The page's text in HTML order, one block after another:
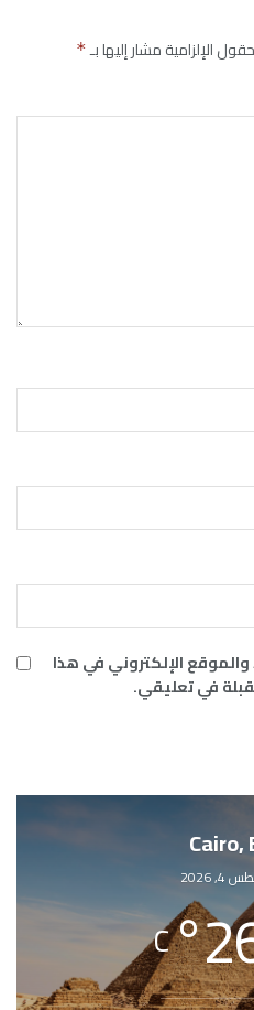
الإلزامية مشار إليها بـ*
الإلكتروني في هذا
في تعليقي.
Cairo,
2026
°
C